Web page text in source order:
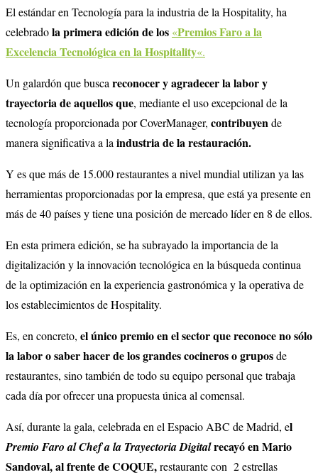
El estándar en Tecnología para la industria de la Hospitality, ha
celebradola primera edición de los «Premios Faro a la
Excelencia Tecnológica en la Hospitality«.
Un galardón que busca reconocer y agradecer la labor y
trayectoria de aquellos que, mediante el uso excepcional de la
tecnología proporcionada por CoverManager, contribuyen de
manera significativa a la industria de la restauración.
Y es que más de 15.000 restaurantes a nivel mundial utilizan ya las
herramientas proporcionadas por la empresa, que está ya presente en
más de 40 países y tiene una posición de mercado líder en 8 de ellos.
En esta primera edición, se ha subrayado la importancia de la
digitalización y la innovación tecnológica en la búsqueda continua
de la optimización en la experiencia gastronómica y la operativa de
los establecimientos de Hospitality.
Es, en concreto, el único premio en el sector que reconoce no sólo
la labor o saber hacer de los grandes cocineros o gruposde
restaurantes, sino también de todo su equipo personal que trabaja
cada día por ofrecer una propuesta única al comensal.
Así, durante la gala, celebrada en el Espacio ABC de Madrid, el
Premio Faro al Chef a la Trayectoria Digitalrecayó en Mario
Sandoval, al frente de COQUE,restaurante con 2 estrellas